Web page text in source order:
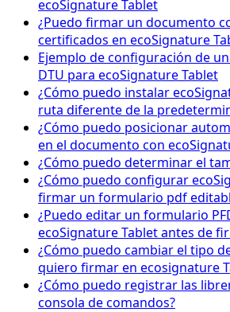
ecoSignature Tablet
¿Puedo firmar un documento
certificados en ecoSignature
Ejemplo de configuración de
DTU para ecoSignature Tablet
¿Cómo puedo instalar
ruta diferente de la
¿Cómo puedo posicionar
en el documento con
¿Cómo puedo determinar el
¿Cómo puedo configurar
firmar un formulario pdf
¿Puedo editar un formulario
ecoSignature Tablet antes de
¿Cómo puedo cambiar el tipo
quiero firmar en ecosignature
¿Cómo puedo registrar las
consola de comandos?